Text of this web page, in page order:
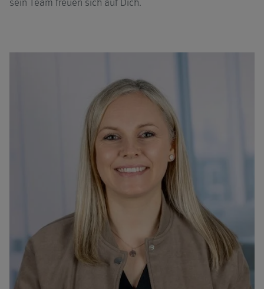
sein Team freuen sich auf Dich.